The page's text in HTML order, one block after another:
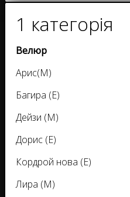
1 категорія
Велюр
Арис(М)
Багира (Е)
Дейзи (М)
Дорис (Е)
Кордрой нова (Е)
Лира (М)